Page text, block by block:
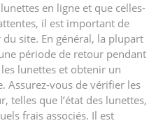
en ligne et que celles-
il est important de
site. En général, la plupart
période de retour pendant
lunettes et obtenir un
Assurez-vous de vérifier les
telles que l’état des lunettes,
frais associés. Il est